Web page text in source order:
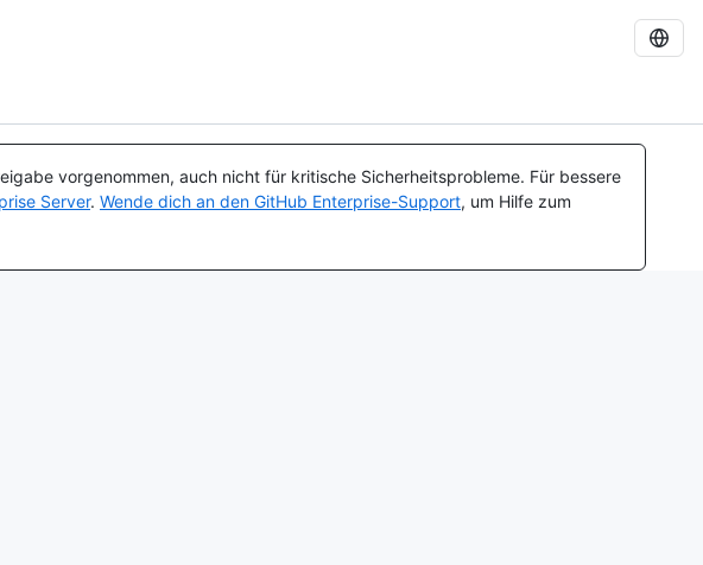
vorgenommen, auch nicht für kritische Sicherheitsprobleme. Für bessere
Server. Wende dich an den GitHub Enterprise-Support, um Hilfe zum